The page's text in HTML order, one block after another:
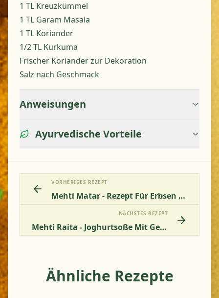
1 TL Kreuzkümmel
1 TL Garam Masala
1 TL Koriander
1/2 TL Kurkuma
Frischer Koriander zur Dekoration
Salz nach Geschmack
Anweisungen
Ayurvedische Vorteile
VORHERIGES REZEPT
Mehti Matar - Rezept Für Erbsen In Bockshornklee
NÄCHSTES REZEPT
Mehti Raita - Joghurtsoße Mit Gekeimten Bockshornkleesamen
Ähnliche Rezepte